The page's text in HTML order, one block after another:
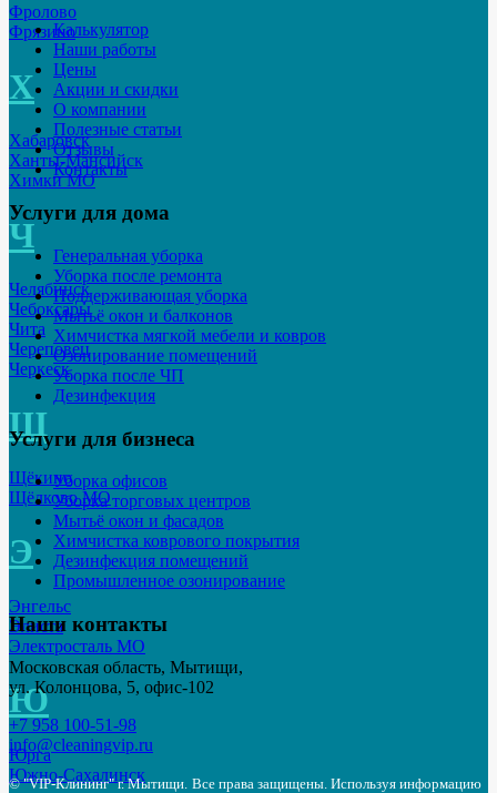
Фролово
Фрязино
Х
Хабаровск
Ханты-Мансийск
Химки МО
Ч
Челябинск
Чебоксары
Чита
Череповец
Черкеск
Щ
Щёкино
Щёлково МО
Э
Энгельс
Элиста
Электросталь МО
Ю
Юрга
Южно-Сахалинск
Калькулятор
Наши работы
Цены
Акции и скидки
О компании
Полезные статьи
Отзывы
Контакты
Услуги для дома
Генеральная уборка
Уборка после ремонта
Поддерживающая уборка
Мытьё окон и балконов
Химчистка мягкой мебели и ковров
Озонирование помещений
Уборка после ЧП
Дезинфекция
Услуги для бизнеса
Уборка офисов
Уборка торговых центров
Мытьё окон и фасадов
Химчистка коврового покрытия
Дезинфекция помещений
Промышленное озонирование
Наши контакты
Московская область, Мытищи,
ул. Колонцова, 5, офис-102
+7 958 100-51-98
info@cleaningvip.ru
© "VIP-Клининг" г. Мытищи. Все права защищены. Используя информацию